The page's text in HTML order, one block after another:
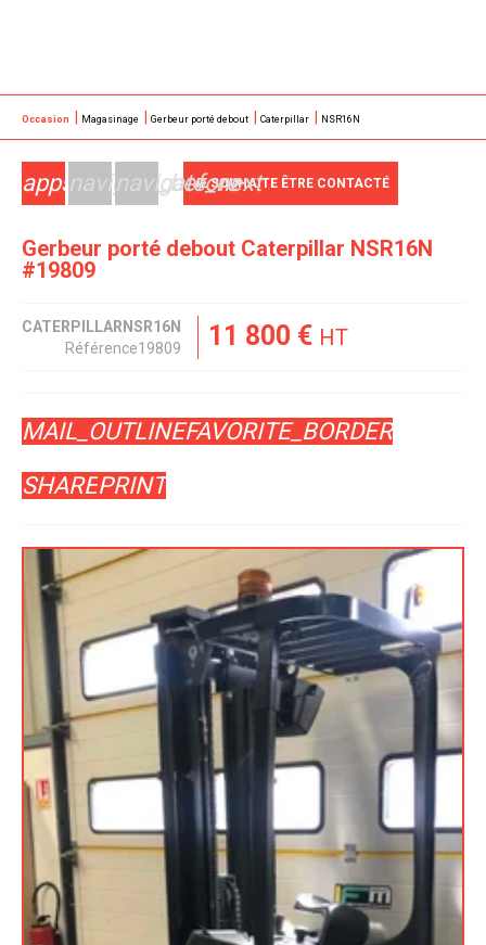
Occasion Magasinage Gerbeur porté debout Caterpillar NSR16N
Gerbeur porté debout Caterpillar NSR16N
#19809
appsnavigate_before
navigate_nextJE SOUHAITE ÊTRE CONTACTÉ
CATERPILLARNSR16N
Référence19809 11 800 € HT
FAVORITE_BORDER
MAIL_OUTLINE
SHAREPRINT